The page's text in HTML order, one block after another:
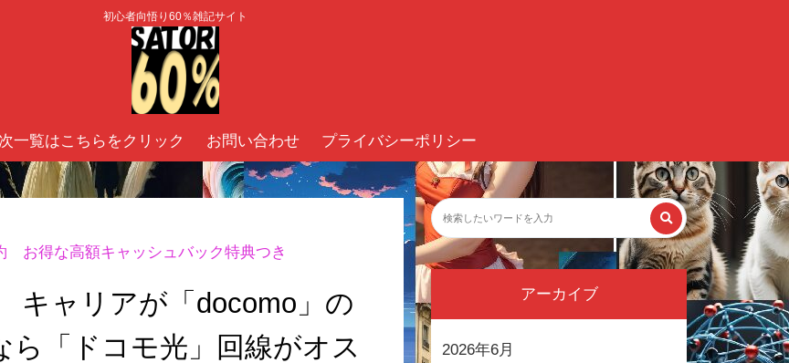
初心者向悟り60％雑記サイト
一覧はこちらをクリック お問い合わせ プライバシーポリシー
お得な高額キャッシュバック特典つき
キャリアが「docomo」の
「ドコモ光」回線がオス
アーカイブ
2026年6月